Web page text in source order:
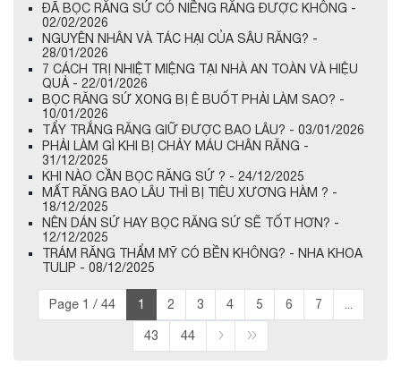
ĐÃ BỌC RĂNG SỨ CÓ NIỀNG RĂNG ĐƯỢC KHÔNG -
02/02/2026
NGUYÊN NHÂN VÀ TÁC HẠI CỦA SÂU RĂNG? -
28/01/2026
7 CÁCH TRỊ NHIỆT MIỆNG TẠI NHÀ AN TOÀN VÀ HIỆU
QUẢ - 22/01/2026
BỌC RĂNG SỨ XONG BỊ Ê BUỐT PHẢI LÀM SAO? -
10/01/2026
TẨY TRẮNG RĂNG GIỮ ĐƯỢC BAO LÂU? - 03/01/2026
PHẢI LÀM GÌ KHI BỊ CHẢY MÁU CHÂN RĂNG -
31/12/2025
KHI NÀO CẦN BỌC RĂNG SỨ ? - 24/12/2025
MẤT RĂNG BAO LÂU THÌ BỊ TIÊU XƯƠNG HÀM ? -
18/12/2025
NÊN DÁN SỨ HAY BỌC RĂNG SỨ SẼ TỐT HƠN? -
12/12/2025
TRÁM RĂNG THẨM MỸ CÓ BỀN KHÔNG? - NHA KHOA
TULIP - 08/12/2025
Page 1 / 44 1 2 3 4 5 6 7 ...
43 44